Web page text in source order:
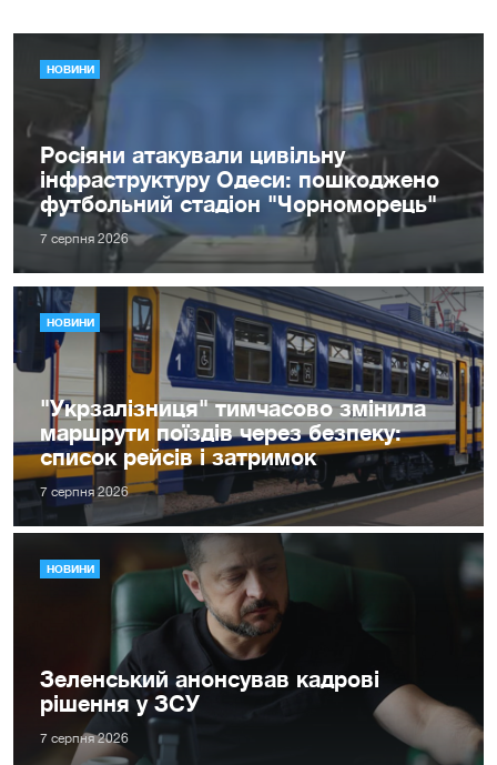
НОВИНИ
Росіяни атакували цивільну
інфраструктуру Одеси: пошкоджено
футбольний стадіон "Чорноморець"
7 серпня 2026
НОВИНИ
"Укрзалізниця" тимчасово змінила
маршрути поїздів через безпеку:
список рейсів і затримок
7 серпня 2026
НОВИНИ
Зеленський анонсував кадрові
рішення у ЗСУ
7 серпня 2026